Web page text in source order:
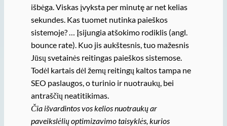
išbėga. Viskas įvyksta per minutę ar net kelias
sekundes. Kas tuomet nutinka paieškos
sistemoje? … Įsijungia atšokimo rodiklis (angl.
bounce rate). Kuo jis aukštesnis, tuo mažesnis
Jūsų svetainės reitingas paieškos sistemose.
Todėl kartais dėl žemų reitingų kaltos tampa ne
SEO paslaugos, o turinio ir nuotraukų, bei
antraščių neatitikimas.
Čia išvardintos vos kelios nuotraukų ar
paveikslėlių optimizavimo taisyklės, kurios